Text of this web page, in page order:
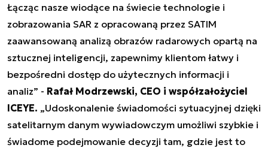
Łącząc nasze wiodące na świecie technologie i
zobrazowania SAR z opracowaną przez SATIM
zaawansowaną analizą obrazów radarowych opartą na
sztucznej inteligencji, zapewnimy klientom łatwy i
bezpośredni dostęp do użytecznych informacji i
analiz” - Rafał Modrzewski, CEO i współzałożyciel
ICEYE. „Udoskonalenie świadomości sytuacyjnej dzięki
satelitarnym danym wywiadowczym umożliwi szybkie i
świadome podejmowanie decyzji tam, gdzie jest to